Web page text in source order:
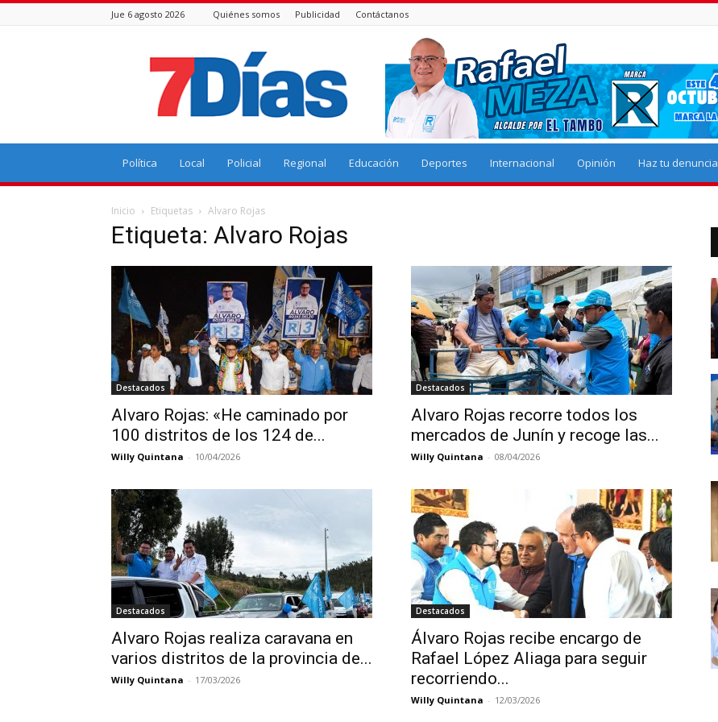
Jue 6 agosto 2026 Quiénes somos Publicidad Contáctanos
7
Días
Política Local Policial Regional Educación Deportes Internacional Opinión Haz tu denuncia
Inicio Etiquetas Alvaro Rojas
Etiqueta: Alvaro Rojas
Destacados
Alvaro Rojas: «He caminado por
100 distritos de los 124 de...
Willy Quintana - 10/04/2026
Destacados
Alvaro Rojas recorre todos los
mercados de Junín y recoge las...
Willy Quintana - 08/04/2026
Destacados
Alvaro Rojas realiza caravana en
varios distritos de la provincia de...
Willy Quintana - 17/03/2026
Destacados
Álvaro Rojas recibe encargo de
Rafael López Aliaga para seguir
recorriendo...
Willy Quintana - 12/03/2026